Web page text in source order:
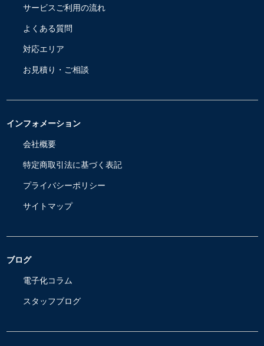
サービスご利用の流れ
よくある質問
対応エリア
お見積り・ご相談
インフォメーション
会社概要
特定商取引法に基づく表記
プライバシーポリシー
サイトマップ
ブログ
電子化コラム
スタッフブログ